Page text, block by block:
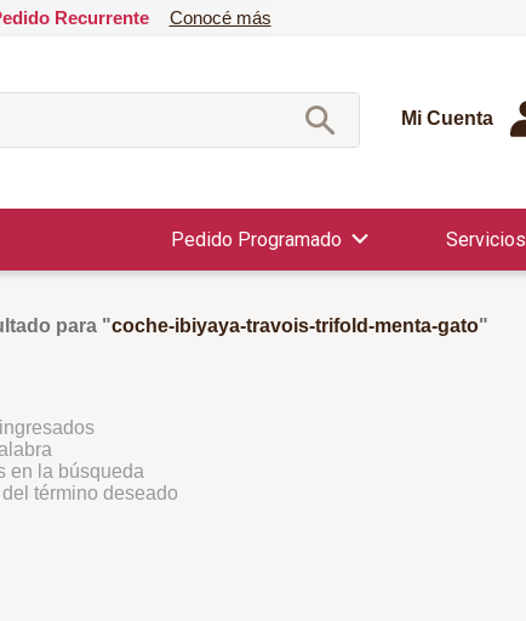
Recurrente Conocé más
Mi Cuenta
Pedido Programado Servicios
para "coche-ibiyaya-travois-trifold-menta-gato"
en la búsqueda
término deseado